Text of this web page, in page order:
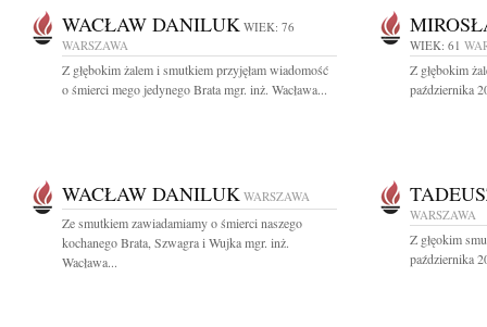
WACŁAW DANILUK WIEK: 76
WARSZAWA
Z głębokim żalem i smutkiem przyjęłam wiadomość
o śmierci mego jedynego Brata mgr. inż. Wacława...
WIEK: 61
Z głębokim
października
WACŁAW DANILUK WARSZAWA
Ze smutkiem zawiadamiamy o śmierci naszego
kochanego Brata, Szwagra i Wujka mgr. inż.
Wacława...
WARSZAWA
Z głęokim
października